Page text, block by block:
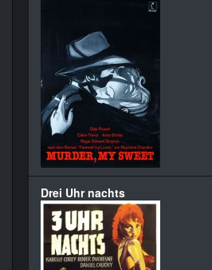
Drei Uhr nachts